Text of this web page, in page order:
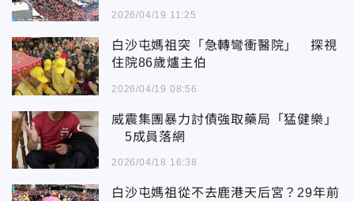
2026/04/19 11:25
白沙屯媽祖突「急轉彎衝醫院」 探視
住院86歲爐主伯
2026/04/19 08:56
威震集團暴力討債強取藥局「猛健樂」
5成員落網
2026/04/18 16:38
白沙屯媽祖從不去鹿港天后宮？29年前